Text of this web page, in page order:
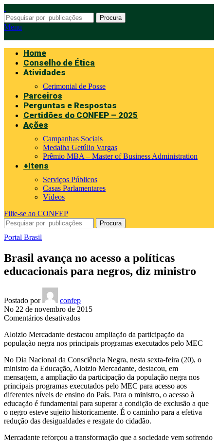
Procura
Menu
Home
Conselho de Ética
Atividades
Cerimonial de Posse
Parceiros
Perguntas e Respostas
Certidões do CONFEP – 2025
Ações
Campanhas Sociais
Medalha Getúlio Vargas
Prêmio MBA – Master of Business Administration
+Itens
Serviços Públicos
Casas Parlamentares
Vídeos
Filie-se ao CONFEP
Procura
Portal Brasil
Brasil avança no acesso a políticas
educacionais para negros, diz ministro
Postado por
confep
No 22 de novembro de 2015
Comentários desativadosem
avança
no
a
políticas
educacionais
para
negros,
diz
ministro
Aloizio Mercadante destacou ampliação da participação da
população negra nos principais programas executados pelo MEC
No Dia Nacional da Consciência Negra, nesta sexta-feira (20), o
ministro da Educação, Aloizio Mercadante, destacou, em
mensagem, a ampliação da participação da população negra nos
principais programas executados pelo MEC para acesso aos
diferentes níveis de ensino do País. Para o ministro, o acesso à
educação é fundamental para superar a condição de exclusão a que
o negro esteve sujeito historicamente. É o caminho para a efetiva
redução das desigualdades e resgate do cidadão.
Mercadante reforçou a transformação que a sociedade vem sofrendo